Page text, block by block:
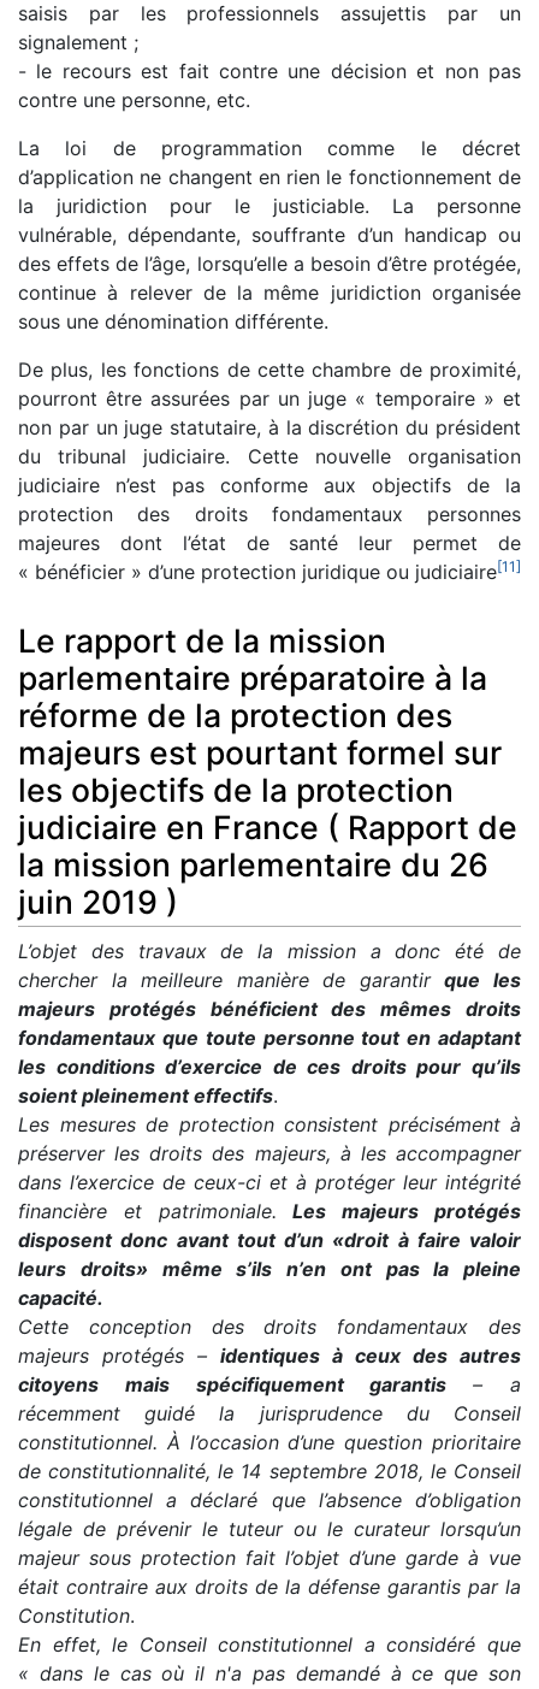
saisis par les professionnels assujettis par un
signalement ;
- le recours est fait contre une décision et non pas
contre une personne, etc.
La loi de programmation comme le décret
d’application ne changent en rien le fonctionnement de
la juridiction pour le justiciable. La personne
vulnérable, dépendante, souffrante d’un handicap ou
des effets de l’âge, lorsqu’elle a besoin d’être protégée,
continue à relever de la même juridiction organisée
sous une dénomination différente.
De plus, les fonctions de cette chambre de proximité,
pourront être assurées par un juge « temporaire » et
non par un juge statutaire, à la discrétion du président
du tribunal judiciaire. Cette nouvelle organisation
judiciaire n’est pas conforme aux objectifs de la
protection des droits fondamentaux personnes
majeures dont l’état de santé leur permet de
« bénéficier » d’une protection juridique ou judiciaire[11]
Le rapport de la mission
parlementaire préparatoire à la
réforme de la protection des
majeurs est pourtant formel sur
les objectifs de la protection
judiciaire en France ( Rapport de
la mission parlementaire du 26
juin 2019 )
L’objet des travaux de la mission a donc été de
chercher la meilleure manière de garantirque les
majeurs protégés bénéficient des mêmes droits
fondamentaux que toute personne tout en adaptant
les conditions d’exercice de ces droits pour qu’ils
soient pleinement effectifs.
Les mesures de protection consistent précisément à
préserver les droits des majeurs, à les accompagner
dans l’exercice de ceux-ci et à protéger leur intégrité
financière et patrimoniale.Les majeurs protégés
disposent donc avant tout d’un «droit à faire valoir
leurs droits» même s’ils n’en ont pas la pleine
capacité.
Cette conception des droits fondamentaux des
majeurs protégés – identiques à ceux des autres
citoyens mais spécifiquement garantis– a
récemment guidé la jurisprudence du Conseil
constitutionnel. À l’occasion d’une question prioritaire
de constitutionnalité, le 14 septembre 2018, le Conseil
constitutionnel a déclaré que l’absence d’obligation
légale de prévenir le tuteur ou le curateur lorsqu’un
majeur sous protection fait l’objet d’une garde à vue
était contraire aux droits de la défense garantis par la
Constitution.
En effet, le Conseil constitutionnel a considéré que
« dans le cas où il n'a pas demandé à ce que son